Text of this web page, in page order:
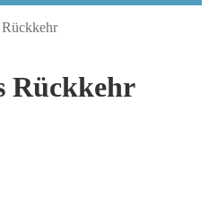
Rückkehr